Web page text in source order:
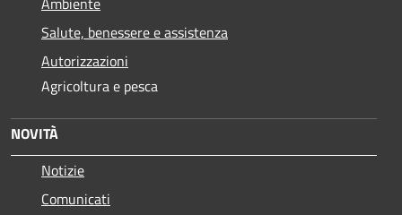
Salute, benessere e assistenza
Autorizzazioni
Agricoltura e pesca
NOVITÀ
Notizie
Comunicati